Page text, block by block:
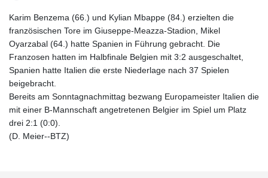
Karim Benzema (66.) und Kylian Mbappe (84.) erzielten die
französischen Tore im Giuseppe-Meazza-Stadion, Mikel
Oyarzabal (64.) hatte Spanien in Führung gebracht. Die
Franzosen hatten im Halbfinale Belgien mit 3:2 ausgeschaltet,
Spanien hatte Italien die erste Niederlage nach 37 Spielen
beigebracht.
Bereits am Sonntagnachmittag bezwang Europameister Italien die
mit einer B-Mannschaft angetretenen Belgier im Spiel um Platz
drei 2:1 (0:0).
(D. Meier--BTZ)